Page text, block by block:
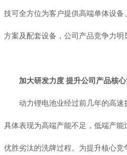
技可全方位为客户提供高端单体设
方案及配套设备，公司产品竞争力明
加大研发力度 提升公司产品核
动力锂电池业经过前几年的高速
具体表现为高端产能不足，低端产
优胜劣汰的洗牌过程。为提升核心